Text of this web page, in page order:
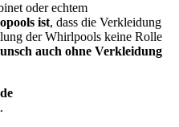
oder echtem
ist, dass die Verkleidung
der Whirlpools keine Rolle
auch ohne Verkleidung